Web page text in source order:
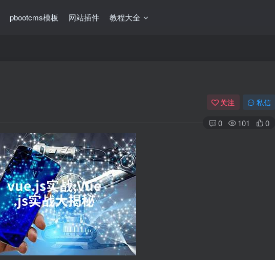
pbootcms模板 网站插件 教程大全
关注 私信
0 101 0